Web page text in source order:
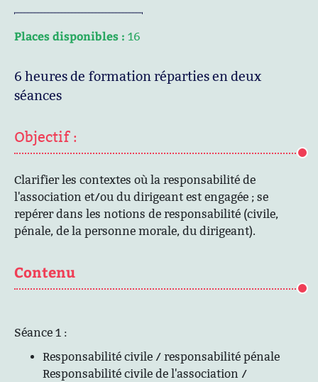
Places disponibles : 16
6 heures de formation réparties en deux
séances
Objectif :
Clarifier les contextes où la responsabilité de
l'association et/ou du dirigeant est engagée ; se
repérer dans les notions de responsabilité (civile,
pénale, de la personne morale, du dirigeant).
Contenu
Séance 1 :
Responsabilité civile / responsabilité pénale
Responsabilité civile de l'association /